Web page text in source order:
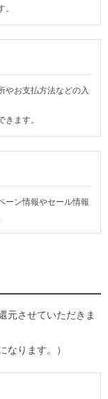
やお支払方法などの入
ます。
ーン情報やセール情報
元させていただきま
なります。）